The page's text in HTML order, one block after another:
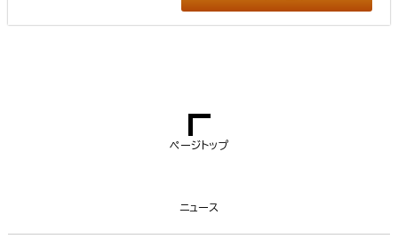
ページトップ
ニュース